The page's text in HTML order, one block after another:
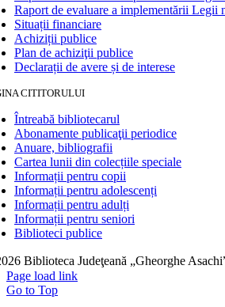
Raport de evaluare a implementării Legii
Situații financiare
Achiziții publice
Plan de achiziţii publice
Declarații de avere și de interese
CITITORULUI
Întreabă bibliotecarul
Abonamente publicaţii periodice
Anuare, bibliografii
Cartea lunii din colecțiile speciale
Informații pentru copii
Informații pentru adolescenți
Informații pentru adulți
Informații pentru seniori
Biblioteci publice
Biblioteca Judeţeană „Gheorghe
Page load link
Go to Top